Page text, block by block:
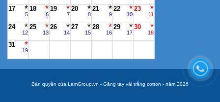
17
5
18
6
19
7
20
8
21
9
22
10
23
11
24
12
25
13
26
14
27
15
28
16
29
17
30
18
31
19
Bản quyền của LamGroup.vn - Găng tay vải trắng cotton - năm 2026